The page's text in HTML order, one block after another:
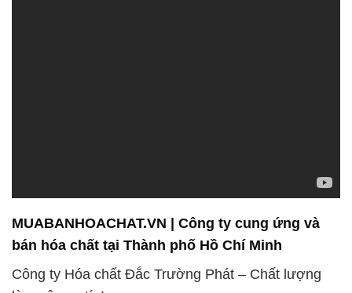
MUABANHOACHAT.VN | Công ty cung ứng và
bán hóa chất tại Thành phố Hồ Chí Minh
Công ty Hóa chất Đắc Trường Phát – Chất lượng